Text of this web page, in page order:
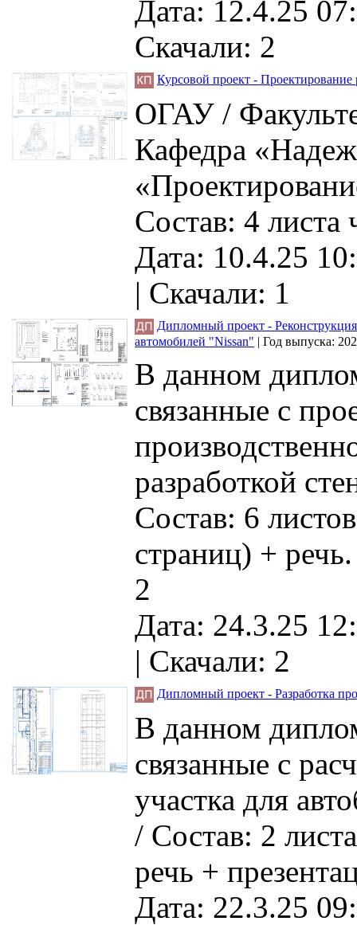
Дата: 12.4.25
Скачали: 2
Курсовой проект - Проектирование
ОГАУ /
Кафедра
Состав: 4
Дата: 10.4.25
| Скачали: 1
Дипломный проект -
автомобилей "Nissan" | Год выпуска:
В данном
связанные с
разработкой
Состав: 6
страниц) + речь.
2
Дата: 24.3.25
| Скачали: 2
Дипломный проект - Разработка
В данном
связанные с
участка для
/ Состав: 2
речь +
Дата: 22.3.25